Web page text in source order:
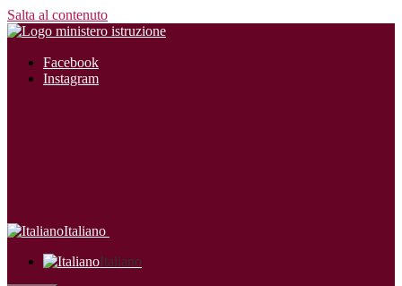
Salta al contenuto
Facebook
Instagram
Italiano
Italiano